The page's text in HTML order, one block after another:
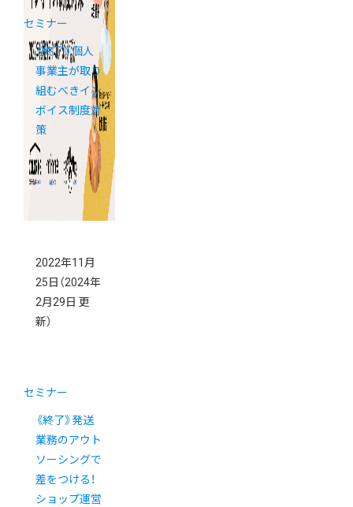
セミナー
《終了》個人
事業主が取り
組むべきイン
ボイス制度対
策
2022年11月
25日 （2024年
2月29日 更
新）
セミナー
《終了》発送
業務のアウト
ソーシングで
差をつける！
ショップ運営